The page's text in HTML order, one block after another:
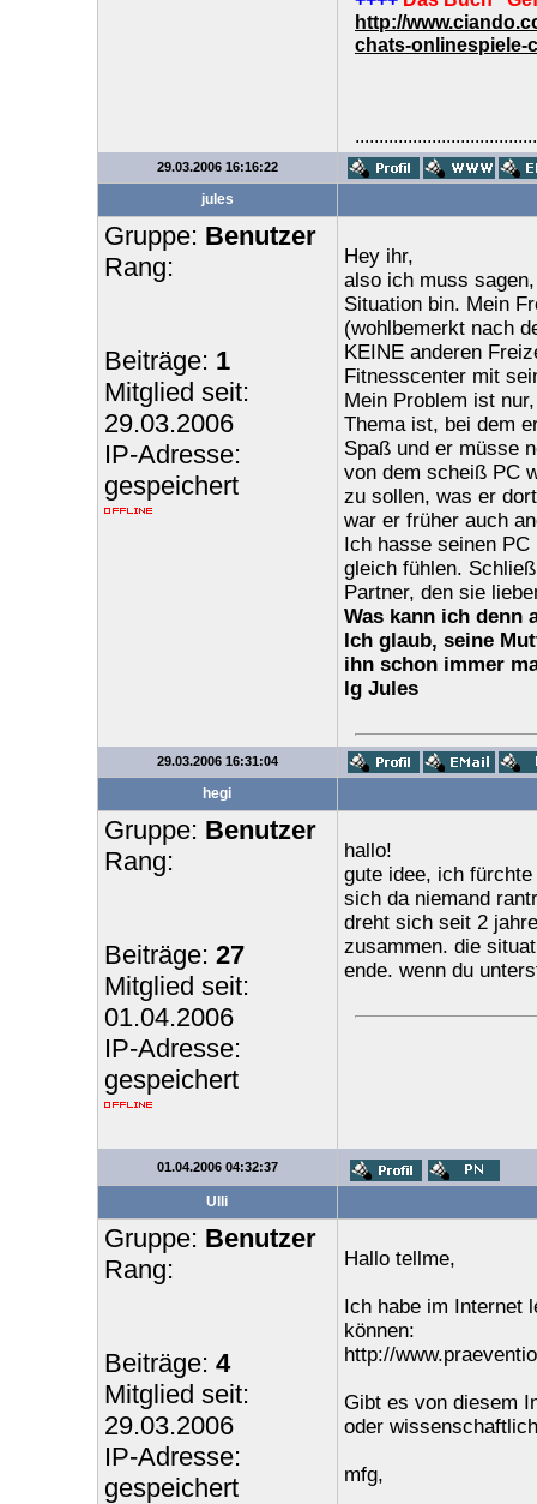
http://
chats-onlinespiele-
29.03.2006 16:16:22
jules
Gruppe: Benutzer
Rang:
Beiträge: 1
Mitglied seit:
29.03.2006
IP-Adresse:
gespeichert
Hey ihr,
also ich muss
Situation bin. Mein
(wohlbemerkt nach
KEINE anderen
Fitnesscenter mit
Mein Problem ist
Thema ist, bei dem
Spaß und er müsse
von dem scheiß PC
zu sollen, was er
war er früher auch
Ich hasse seinen
gleich fühlen.
Partner, den sie
Was kann ich denn
Ich glaub, seine
ihn schon immer
lg Jules
29.03.2006 16:31:04
hegi
Gruppe: Benutzer
Rang:
Beiträge: 27
Mitglied seit:
01.04.2006
IP-Adresse:
gespeichert
hallo!
gute idee, ich
sich da niemand
dreht sich seit 2
zusammen. die
ende. wenn du
01.04.2006 04:32:37
Ulli
Gruppe: Benutzer
Rang:
Beiträge: 4
Mitglied seit:
29.03.2006
IP-Adresse:
gespeichert
Hallo tellme,
Ich habe im Internet
können:
http://
Gibt es von diesem
oder
mfg,